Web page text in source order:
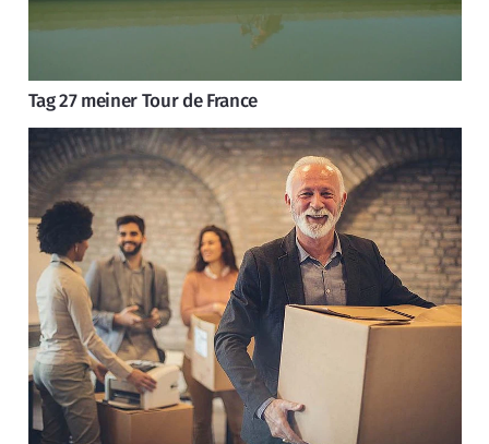
Tag 27 meiner Tour de France